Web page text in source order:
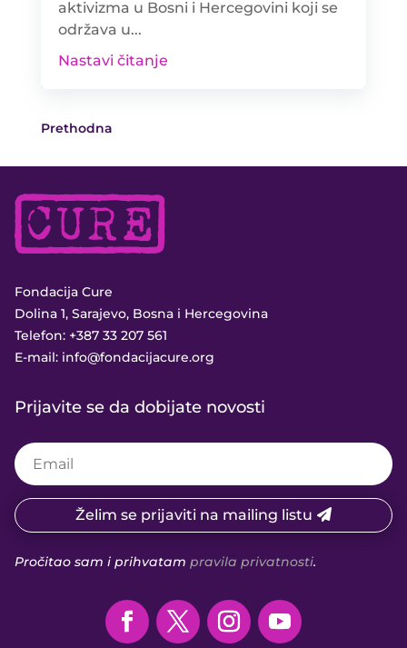
aktivizma u Bosni i Hercegovini koji se
održava u...
Nastavi čitanje
Prethodna
Fondacija Cure
Dolina 1, Sarajevo, Bosna i Hercegovina
Telefon: +387 33 207 561
E-mail: info@fondacijacure.org
Prijavite se da dobijate novosti
Želim se prijaviti na mailing listu
Pročitao sam i prihvatam pravila privatnosti.